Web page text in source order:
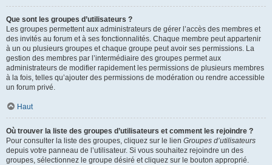
Que sont les groupes d’utilisateurs ?
Les groupes permettent aux administrateurs de gérer l’accès des membres et
des invités au forum et à ses fonctionnalités. Chaque membre peut appartenir
à un ou plusieurs groupes et chaque groupe peut avoir ses permissions. La
gestion des membres par l’intermédiaire des groupes permet aux
administrateurs de modifier rapidement les permissions de plusieurs membres
à la fois, telles qu’ajouter des permissions de modération ou rendre accessible
un forum privé.
Haut
Où trouver la liste des groupes d’utilisateurs et comment les rejoindre ?
Pour consulter la liste des groupes, cliquez sur le lien Groupes d’utilisateurs
depuis votre panneau de l’utilisateur. Si vous souhaitez rejoindre un des
groupes, sélectionnez le groupe désiré et cliquez sur le bouton approprié.